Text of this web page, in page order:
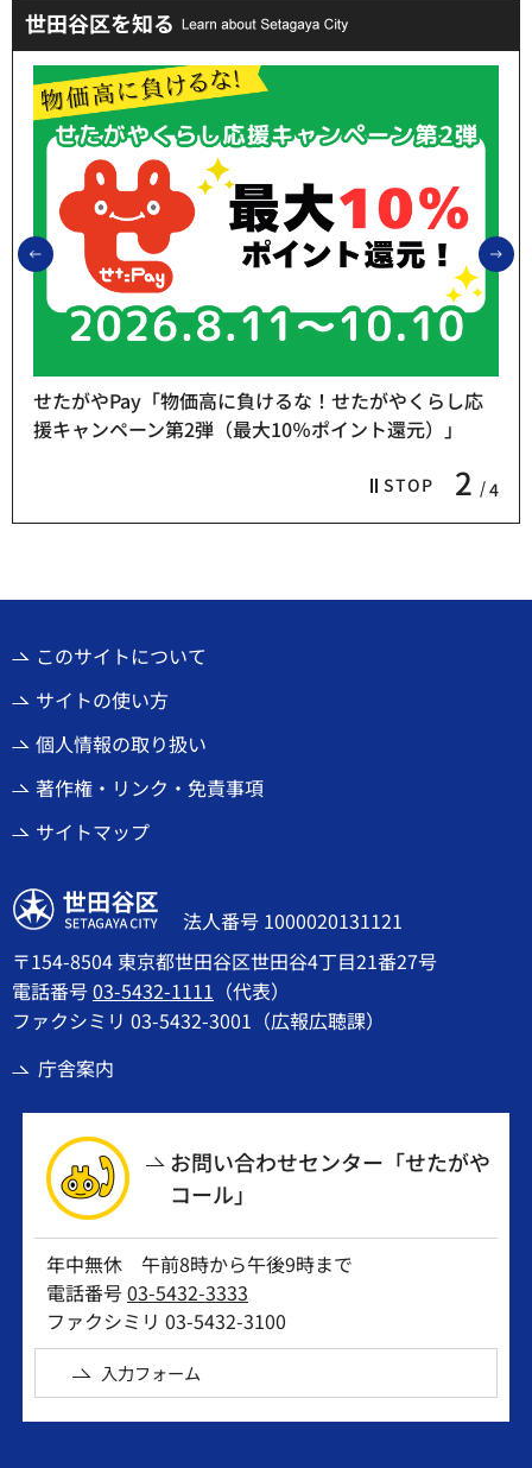
世田谷区を知る
前のスライドを表示
STOP 2 4
せたがやPay「物価高に負けるな！せたがやくらし応
援キャンペーン第2弾（最大10％ポイント還元）」
このサイトについて
サイトの使い方
個人情報の取り扱い
著作権・リンク・免責事項
サイトマップ
世田谷区
法人番号 1000020131121
〒154-8504 東京都世田谷区世田谷4丁目21番27号
電話番号03-5432-1111 （代表）
ファクシミリ 03-5432-3001（広報広聴課）
庁舎案内
お問い合わせセンター「せたがや
コール」
年中無休 午前8時から午後9時まで
電話番号03-5432-3333
ファクシミリ 03-5432-3100
入力フォーム